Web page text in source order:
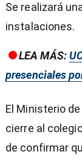
Se realizará
instalaciones.
LEA MÁS:
presenciales
El Ministerio
cierre al
de confirmar